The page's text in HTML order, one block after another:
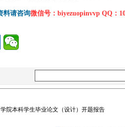
料请咨询微信号：biyezuopinvvp QQ
院本科学生毕业论文（设计）开题报告